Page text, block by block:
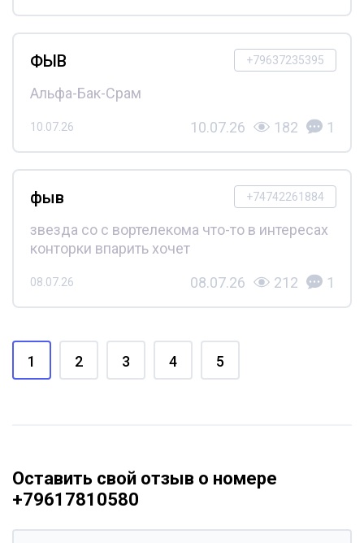
+79637235395
ФЫВ
Альфа-Бак-Срам
10.07.26 10.07.26 182 1
+74742261884
фыв
звезда со с вортелекома что-то в интересах
конторки впарить хочет
08.07.26 08.07.26 212 1
1 2 3 4 5
Оставить свой отзыв о номере
+79617810580